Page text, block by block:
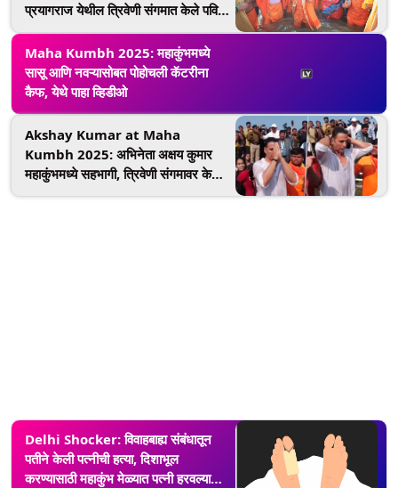
प्रयागराज येथील त्रिवेणी संगमात केले पवित्र
स्नान
Maha Kumbh 2025: महाकुंभमध्ये
सासू आणि नवऱ्यासोबत पोहोचली कॅटरीना
कैफ, येथे पाहा व्हिडीओ
Akshay Kumar at Maha
Kumbh 2025: अभिनेता अक्षय कुमार
महाकुंभमध्ये सहभागी, त्रिवेणी संगमावर केले
Delhi Shocker: विवाहबाह्य संबंधातून
पतीने केली पत्नीची हत्या, दिशाभूल
करण्यासाठी महाकुंभ मेळ्यात पत्नी हरवल्याची